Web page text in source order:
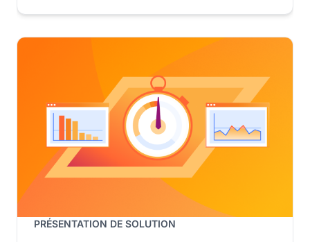
PRÉSENTATION DE SOLUTION